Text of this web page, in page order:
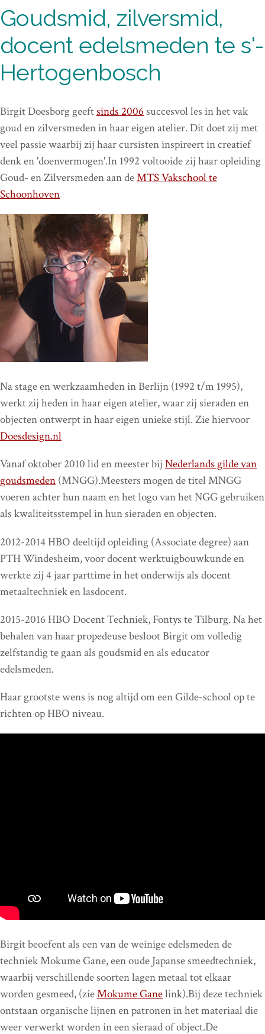
Goudsmid, zilversmid,
docent edelsmeden te s'-
Hertogenbosch
Birgit Doesborg geeftsinds 2006succesvol les in het vak
goud en zilversmeden in haar eigen atelier. Dit doet zij met
veel passie waarbij zij haar cursisten inspireert in creatief
denk en 'doenvermogen'.In 1992 voltooide zij haar opleiding
Goud- en Zilversmeden aan deMTS Vakschool te
Schoonhoven
Na stage en werkzaamheden in Berlijn (1992 t/m 1995),
werkt zij heden in haar eigen atelier, waar zij sieraden en
objecten ontwerpt in haar eigen unieke stijl. Zie hiervoor
Doesdesign.nl
Vanaf oktober 2010 lid en meester bij Nederlands gilde van
goudsmeden (MNGG).Meesters mogen de titel MNGG
voeren achter hun naam en het logo van het NGG gebruiken
als kwaliteitsstempel in hun sieraden en objecten.
2012-2014 HBO deeltijd opleiding (Associate degree) aan
PTH Windesheim, voor docent werktuigbouwkunde en
werkte zij 4 jaar parttime in het onderwijs als docent
metaaltechniek en lasdocent.
2015-2016 HBO Docent Techniek, Fontys te Tilburg. Na het
behalen van haar propedeuse besloot Birgit om volledig
zelfstandig te gaan als goudsmid en als educator
edelsmeden.
Haar grootste wens is nog altijd om een Gilde-school op te
richten op HBO niveau.
Birgit beoefent als een van de weinige edelsmeden de
techniek Mokume Gane, een oude Japanse smeedtechniek,
waarbij verschillende soorten lagen metaal tot elkaar
worden gesmeed, (zieMokume Ganelink).Bij deze techniek
ontstaan organische lijnen en patronen in het materiaal die
weer verwerkt worden in een sieraad of object.De